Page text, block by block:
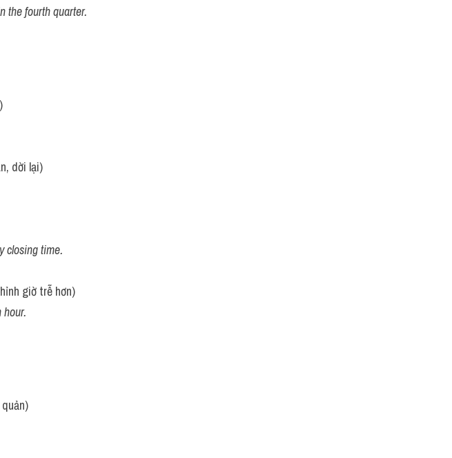
the fourth quarter.
dời lại)
closing time.
giờ trễ hơn)